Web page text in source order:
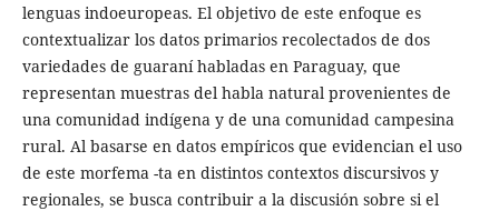
lenguas indoeuropeas. El objetivo de este enfoque es
contextualizar los datos primarios recolectados de dos
variedades de guaraní habladas en Paraguay, que
representan muestras del habla natural provenientes de
una comunidad indígena y de una comunidad campesina
rural. Al basarse en datos empíricos que evidencian el uso
de este morfema -ta en distintos contextos discursivos y
regionales, se busca contribuir a la discusión sobre si el